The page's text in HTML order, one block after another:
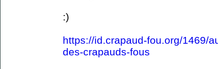
:)
https://id.crapaud-fou.org/1469/
des-crapauds-fous